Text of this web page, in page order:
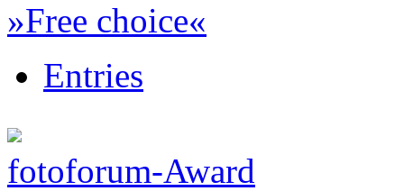
»Free choice«
Entries
fotoforum-Award